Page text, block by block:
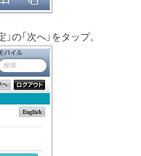
の「次へ」をタップ。